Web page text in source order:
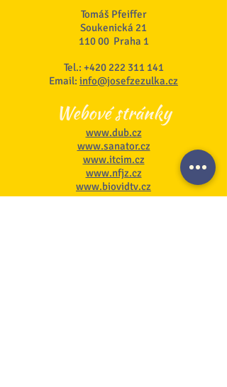
Tomáš Pfeiffer
Soukenická 21
110 00 Praha 1
Tel.: +420 222 311 141
Email: info@josefzezulka.cz
Webové stránky
www.dub.cz
www.sanator.cz
www.itcim.cz
www.nfjz.cz
www.biovidtv.cz